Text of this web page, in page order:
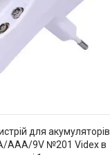
для акумуляторів
ААА/9V №201 Videx в